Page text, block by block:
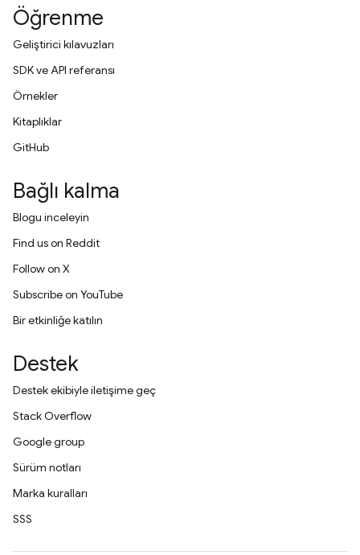
Öğrenme
Geliştirici kılavuzları
SDK ve API referansı
Örnekler
Kitaplıklar
GitHub
Bağlı kalma
Blogu inceleyin
Find us on Reddit
Follow on X
Subscribe on YouTube
Bir etkinliğe katılın
Destek
Destek ekibiyle iletişime geç
Stack Overflow
Google group
Sürüm notları
Marka kuralları
SSS